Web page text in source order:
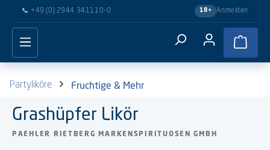
Hauptinhalt springen
📞 +49 (0) 2944 341110-0 18+ Anmelden
Partyliköre Fruchtige & Mehr
Grashüpfer Likör
PAEHLER RIETBERG MARKENSPIRITUOSEN GMBH